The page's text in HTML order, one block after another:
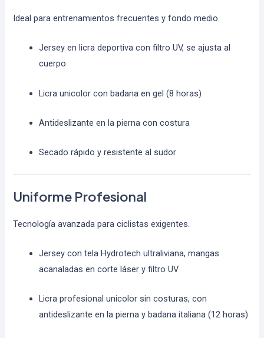
Ideal para entrenamientos frecuentes y fondo medio.
Jersey en licra deportiva con filtro UV, se ajusta al
cuerpo
Licra unicolor con badana en gel (8 horas)
Antideslizante en la pierna con costura
Secado rápido y resistente al sudor
Uniforme Profesional
Tecnología avanzada para ciclistas exigentes.
Jersey con tela Hydrotech ultraliviana, mangas
acanaladas en corte láser y filtro UV
Licra profesional unicolor sin costuras, con
antideslizante en la pierna y badana italiana (12 horas)